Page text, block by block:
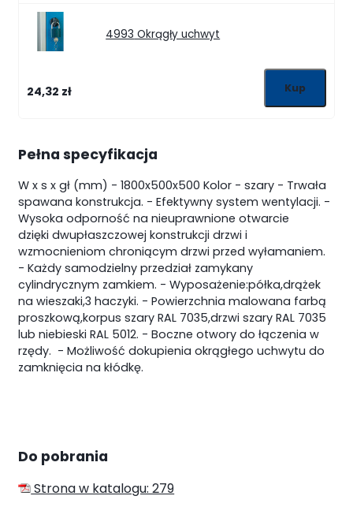
4993 Okrągły uchwyt
24,32 zł
Pełna specyfikacja
W x s x gł (mm) - 1800x500x500Kolor - szary - Trwała
spawana konstrukcja. - Efektywny system wentylacji. -
Wysoka odporność na nieuprawnione otwarcie
dzięki dwupłaszczowej konstrukcji drzwi i
wzmocnieniom chroniącym drzwi przed wyłamaniem.
- Każdy samodzielny przedział zamykany
cylindrycznym zamkiem. - Wyposażenie:półka,drążek
na wieszaki,3 haczyki. - Powierzchnia malowana farbą
proszkową,korpus szary RAL 7035,drzwi szary RAL 7035
lub niebieski RAL 5012. - Boczne otwory do łączenia w
rzędy. - Możliwość dokupienia okrągłego uchwytu do
zamknięcia na kłódkę.
Do pobrania
Strona w katalogu: 279